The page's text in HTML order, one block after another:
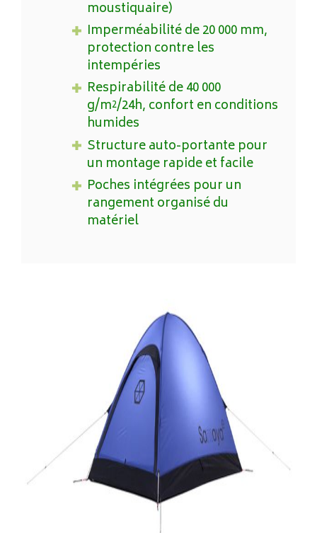
moustiquaire)
Imperméabilité de 20 000 mm,
protection contre les
intempéries
Respirabilité de 40 000
g/m²/24h, confort en conditions
humides
Structure auto-portante pour
un montage rapide et facile
Poches intégrées pour un
rangement organisé du
matériel